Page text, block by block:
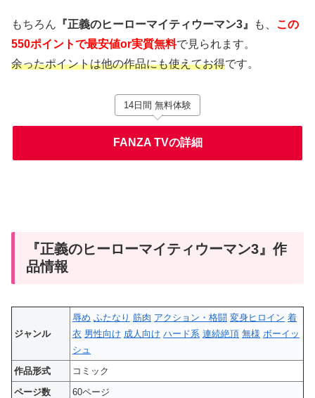
もちろん 『正義のヒーローマイティウーマン3』 も、 この
550ポイントで最安値or実質無料で見られます。
余ったポイントは他の作品にも使えてお得です。
14日間 無料体験
FANZA TVの詳細
『正義のヒーローマイティウーマン3』作
品情報
ジャンル
辱め ふたなり 筋肉 アクション・格闘 変身ヒロイン 着
衣 男性向け 成人向け ハード系 連続絶頂 無様 ボーイッ
シュ
作品形式
コミック
ページ数
60ページ